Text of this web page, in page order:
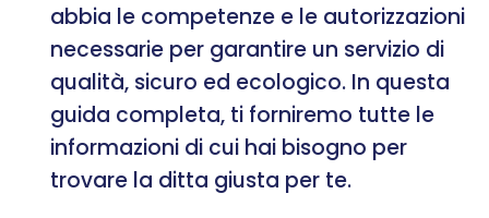
abbia le competenze e le autorizzazioni
necessarie per garantire un servizio di
qualità, sicuro ed ecologico. In questa
guida completa, ti forniremo tutte le
informazioni di cui hai bisogno per
trovare la ditta giusta per te.